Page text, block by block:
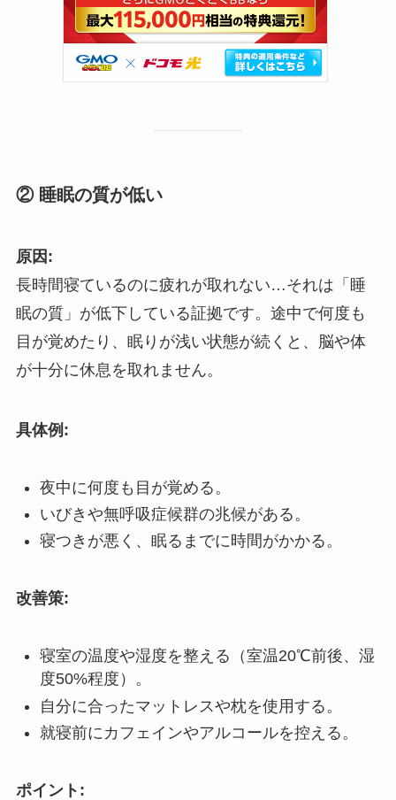
② 睡眠の質が低い
原因:
長時間寝ているのに疲れが取れない…それは「睡
眠の質」が低下している証拠です。途中で何度も
目が覚めたり、眠りが浅い状態が続くと、脳や体
が十分に休息を取れません。
具体例:
夜中に何度も目が覚める。
いびきや無呼吸症候群の兆候がある。
寝つきが悪く、眠るまでに時間がかかる。
改善策:
寝室の温度や湿度を整える（室温20℃前後、湿
度50%程度）。
自分に合ったマットレスや枕を使用する。
就寝前にカフェインやアルコールを控える。
ポイント: